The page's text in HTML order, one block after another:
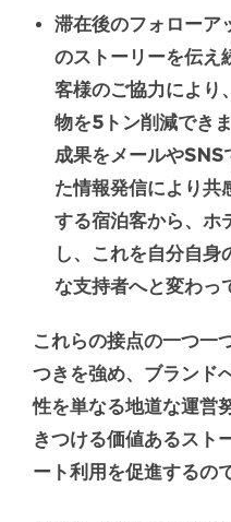
滞在後のフォローア
のストーリーを伝え
客様のご協力により
物を5トン削減でき
成果をメールやSNS
た情報発信により共
する宿泊客から、ホ
し、これを自分自身
な支持者へと変わっ
これらの接点の一つ一
つきを強め、ブランド
性を単なる地道な運営
きつける価値あるスト
ート利用を促進するの